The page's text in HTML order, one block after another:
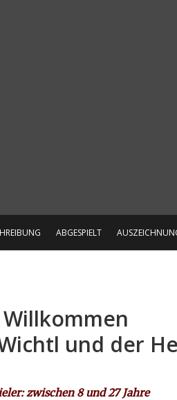
ABGESPIELT
und der
zwischen 8 und 27 Jahre